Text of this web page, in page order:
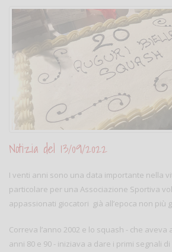
Notizia del 13/09/2022
I venti anni sono una data importante nella
particolare per una Associazione Sportiva
appassionati giocatori già all’epoca non più
Correva l’anno 2002 e lo squash - che
anni 80 e 90 - iniziava a dare i primi segnali